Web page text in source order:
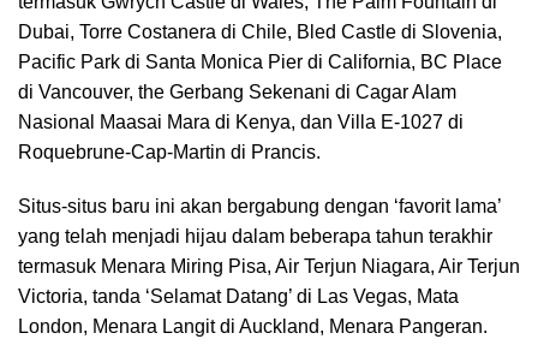
Dubai, Torre Costanera di Chile, Bled Castle di Slovenia,
Pacific Park di Santa Monica Pier di California, BC Place
di Vancouver, the Gerbang Sekenani di Cagar Alam
Nasional Maasai Mara di Kenya, dan Villa E-1027 di
Roquebrune-Cap-Martin di Prancis.
Situs-situs baru ini akan bergabung dengan ‘favorit lama’
yang telah menjadi hijau dalam beberapa tahun terakhir
termasuk Menara Miring Pisa, Air Terjun Niagara, Air Terjun
Victoria, tanda ‘Selamat Datang’ di Las Vegas, Mata
London, Menara Langit di Auckland, Menara Pangeran.